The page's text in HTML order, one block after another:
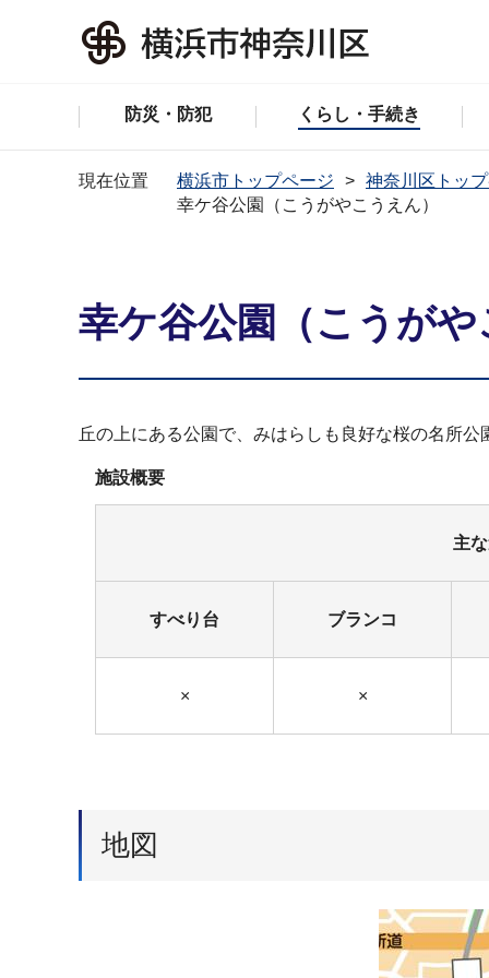
防災・防犯 くらし・手続き
現在位置 横浜市トップページ
神奈川区トッ
幸ケ谷公園（こうがやこうえん）
幸ケ谷公園（こうが
丘の上にある公園で、みはらしも良好な桜の名所
施設概要
主
すべり台 ブランコ
× ×
地図